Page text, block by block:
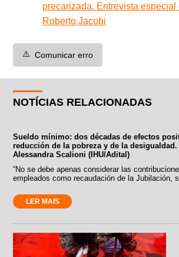
precarizada. Entrevista especial
Roberto Jacobi
⚠️ Comunicar erro
NOTÍCIAS RELACIONADAS
Sueldo mínimo: dos décadas de efectos
reducción de la pobreza y de la
Alessandra Scalioni (IHU/Adital)
“No se debe apenas considerar las
empleados como recaudación de la Jubilación,
LER MAIS